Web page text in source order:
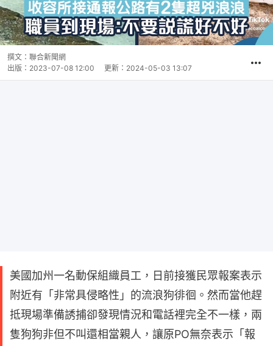
撰文： 聯合新聞網
出版： 2023-07-08 12:00 更新： 2024-05-03 13:07
美國加州一名動保組織員工，日前接獲民眾報案表示
附近有「非常具侵略性」的流浪狗徘徊。然而當他趕
抵現場準備誘捕卻發現情況和電話裡完全不一樣，兩
隻狗狗非但不叫還相當親人，讓原PO無奈表示「報